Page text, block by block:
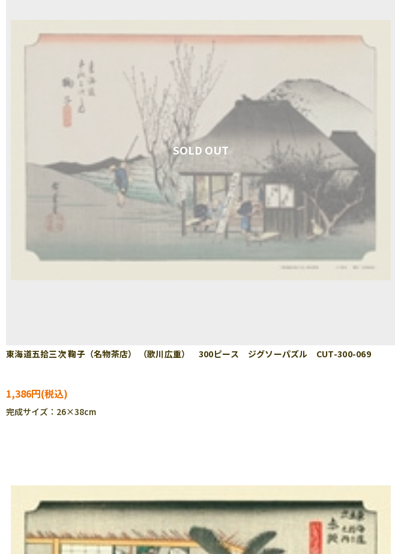
東海道五拾三次 鞠子（名物茶店） （歌川広重） 300ピース ジグソーパズル CUT-300-069
1,386円
完成サイズ：26×38cm